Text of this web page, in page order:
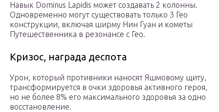
Навык Dominus Lapidis может создавать 2 колонны.
Одновременно могут существовать только 3 Гео
конструкции, включая ширму Нин Гуан и кометы
Путешественника в резонансе с Гео.
Кризос, награда деспота
Урон, который противники наносят Яшмовому щиту,
трансформируется в очки здоровья активного героя,
но не более 8% его максимального здоровья за одно
восстановление.